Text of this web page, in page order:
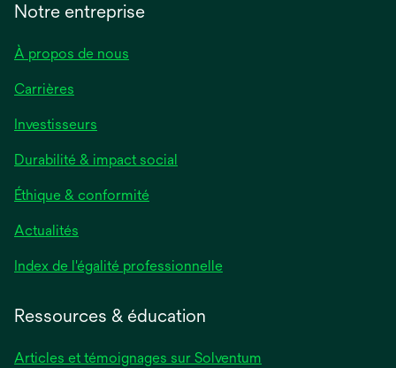
Notre entreprise
À propos de nous
Carrières
Investisseurs
Durabilité & impact social
Éthique & conformité
Actualités
Index de l'égalité professionnelles’ouvre
onglet
Ressources & éducation
Articles et témoignages sur Solventum